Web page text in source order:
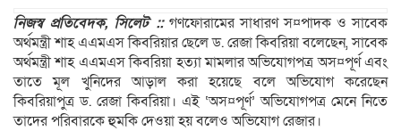
নিজস্ব প্রতিবেদক, সিলেট ::গণফোরামের সাধারণ স¤পাদক ও সাবেক
অর্থমন্ত্রী শাহ এএমএস কিবরিয়ার ছেলে ড. রেজা কিবরিয়া বলেছেন, সাবেক
অর্থমন্ত্রী শাহ এএমএস কিবরিয়া হত্যা মামলার অভিযোগপত্র অস¤পূর্ণ এবং
তাতে মূল খুনিদের আড়াল করা হয়েছে বলে অভিযোগ করেছেন
কিবরিয়াপুত্র ড. রেজা কিবরিয়া। এই ‘অস¤পূর্ণ’ অভিযোগপত্র মেনে নিতে
তাদের পরিবারকে হুমকি দেওয়া হয় বলেও অভিযোগ রেজার।